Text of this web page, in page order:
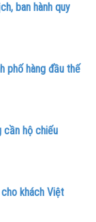
ban hành quy
phố hàng đầu thế
cần hộ chiếu
khách Việt